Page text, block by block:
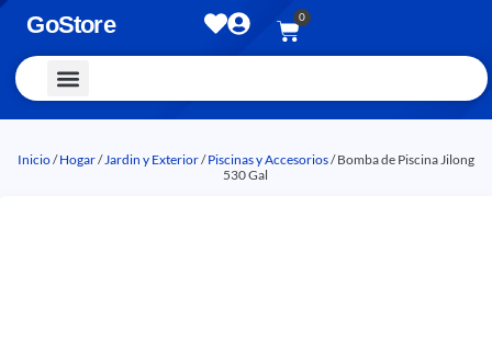
GoStore 0
Inicio/Hogar/Jardin y Exterior/Piscinas y Accesorios/ Bomba de Piscina Jilong
530 Gal